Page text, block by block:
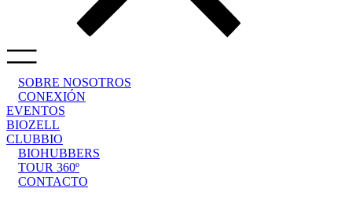
SOBRE NOSOTROS
CONEXIÓN
EVENTOS
BIOZELL
CLUBBIO
BIOHUBBERS
TOUR 360º
CONTACTO